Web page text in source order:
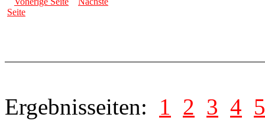
Seite
Ergebnisseiten: 1 2 3 4 5